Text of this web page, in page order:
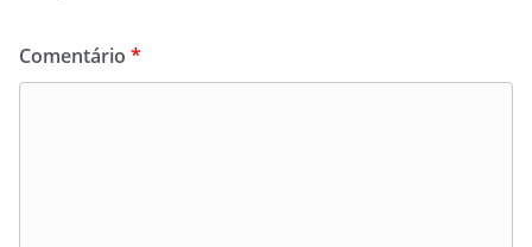
Comentário *